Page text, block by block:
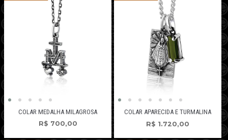
COLAR MEDALHA MILAGROSA
R$ 700,00
COLAR APARECIDA E TURMALINA
R$ 1.720,00